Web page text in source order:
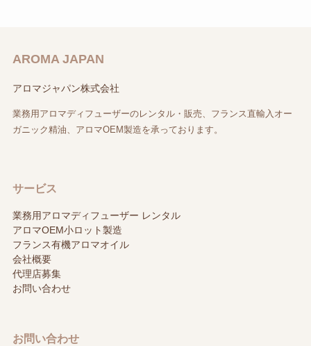
AROMA JAPAN
アロマジャパン株式会社
業務用アロマディフューザーのレンタル・販売、フランス直輸入オー
ガニック精油、アロマOEM製造を承っております。
サービス
業務用アロマディフューザー レンタル
アロマOEM小ロット製造
フランス有機アロマオイル
会社概要
代理店募集
お問い合わせ
お問い合わせ